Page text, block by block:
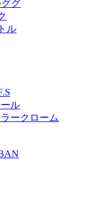
グ
ル
ル
ークローム